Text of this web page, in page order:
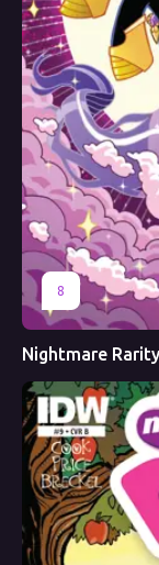
8
Nightmare